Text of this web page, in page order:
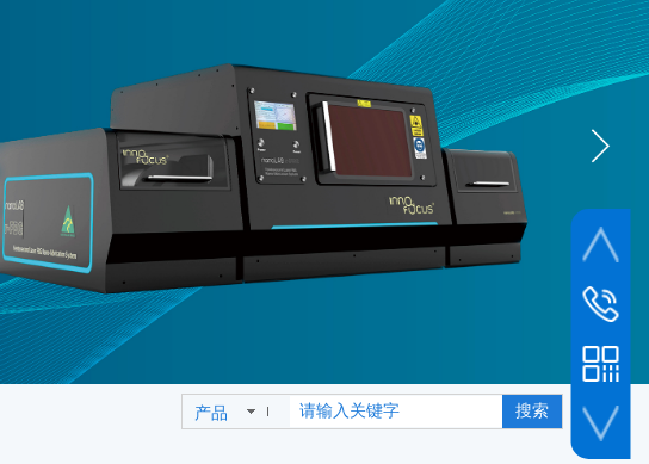
产品 搜索
销售客服
销售专线
公司传真
010-